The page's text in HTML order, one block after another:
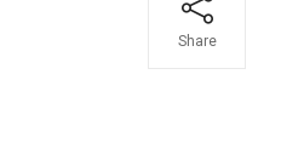
Share